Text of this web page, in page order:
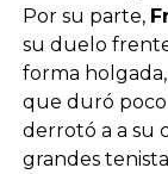
Por su parte,
su duelo
forma
que duró poco
derrotó a a su
grandes